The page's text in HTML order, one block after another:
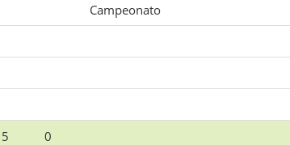
Campeonato
5
0